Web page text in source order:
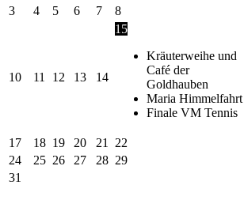
3
4 5 6 7 8
10 11 12 13 14
15
Kräuterweihe und
Café der
Goldhauben
Maria Himmelfahrt
Finale VM Tennis
17 18 19 20 21 22
24
25 26 27 28 29
31